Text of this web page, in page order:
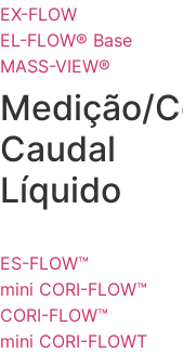
EX-FLOW
EL-FLOW® Base
MASS-VIEW®
Medição/
Caudal
Líquido
ES-FLOW™
mini CORI-FLOW™
CORI-FLOW™
mini CORI-FLOWT